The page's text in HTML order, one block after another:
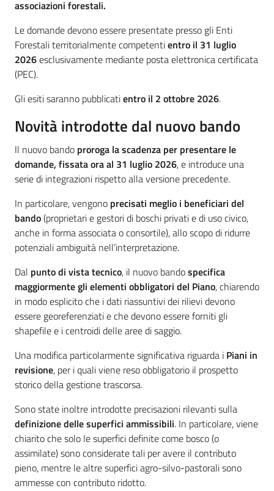
associazioni forestali.
Le domande devono essere presentate presso gli Enti
Forestali territorialmente competentientro il 31 luglio
2026esclusivamente mediante posta elettronica certificata
(PEC).
Gli esiti saranno pubblicatientro il 2 ottobre 2026.
Novità introdotte dal nuovo bando
Il nuovo bando proroga la scadenza per presentare le
domande, fissata ora al 31 luglio 2026, e introduce una
serie di integrazioni rispetto alla versione precedente.
In particolare, vengono precisati meglio i beneficiari del
bando(proprietari e gestori di boschi privati e di uso civico,
anche in forma associata o consortile), allo scopo di ridurre
potenziali ambiguità nell’interpretazione.
Dal punto di vista tecnico, il nuovo bandospecifica
maggiormente gli elementi obbligatori del Piano, chiarendo
in modo esplicito che i dati riassuntivi dei rilievi devono
essere georeferenziati e che devono essere forniti gli
shapefile e i centroidi delle aree di saggio.
Una modifica particolarmente significativa riguarda i Piani in
revisione, per i quali viene reso obbligatorio il prospetto
storico della gestione trascorsa.
Sono state inoltre introdotte precisazioni rilevanti sulla
definizione delle superfici ammissibili. In particolare, viene
chiarito che solo le superfici definite come bosco (o
assimilate) sono considerate tali per avere il contributo
pieno, mentre le altre superfici agro-silvo-pastorali sono
ammesse con contributo ridotto.